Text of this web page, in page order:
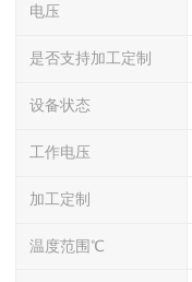
电压
是否支持加工定制
设备状态
工作电压
加工定制
温度范围℃